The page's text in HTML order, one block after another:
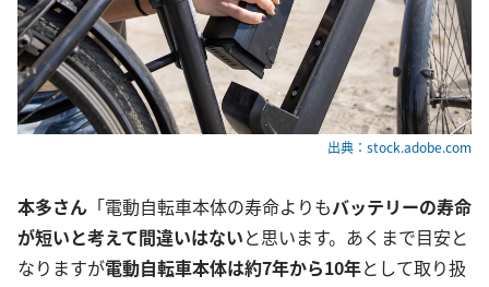
出典：stock.adobe.com
本多さん 「電動自転車本体の寿命よりもバッテリーの寿命
が短いと考えて間違いはないと思います。あくまで目安と
なりますが電動自転車本体は約7年から10年として取り扱